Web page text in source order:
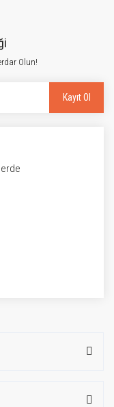
Olun!
Kayıt Ol